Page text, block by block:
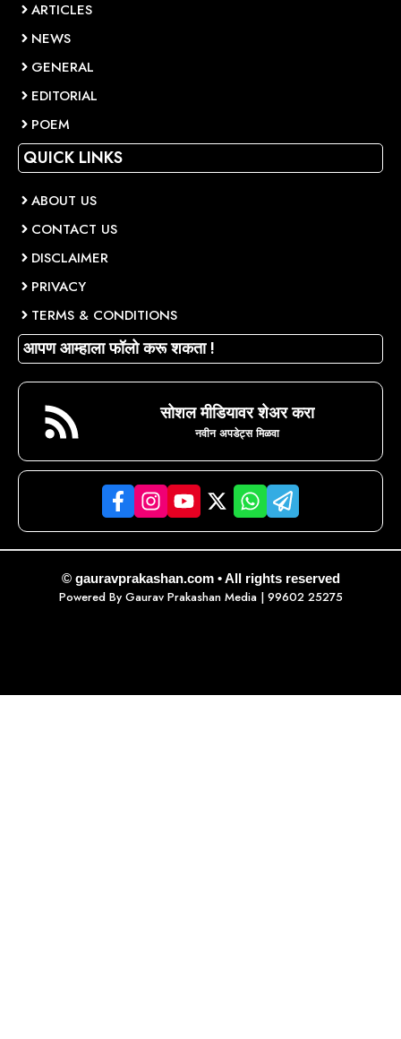
ARTICLES
NEWS
GENERAL
EDITORIAL
POEM
QUICK LINKS
ABOUT US
CONTACT US
DISCLAIMER
PRIVACY
TERMS & CONDITIONS
आपण आम्हाला फॉलो करू शकता !
सोशल मीडियावर शेअर करा
नवीन अपडेट्स मिळवा
© gauravprakashan.com • All rights reserved
Powered By Gaurav Prakashan Media| 99602 25275